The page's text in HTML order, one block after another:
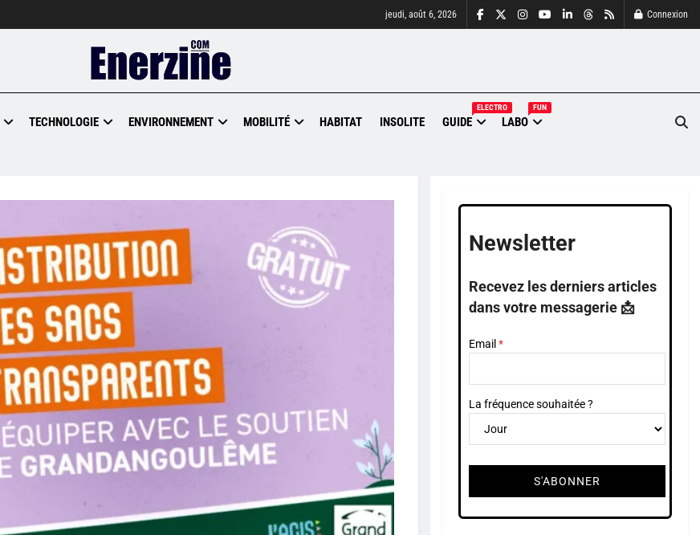
jeudi, août 6, 2026 Connexion
TECHNOLOGIE ENVIRONNEMENT MOBILITÉ HABITAT INSOLITE GUIDE
ELECTRO
LABO
FUN
Newsletter
Recevez les derniers articles
dans votre messagerie 📩
Email
La fréquence souhaitée ?